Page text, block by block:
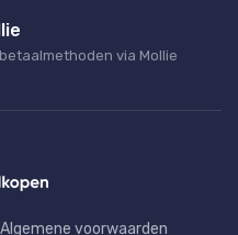
via Mollie
Algemene voorwaarden